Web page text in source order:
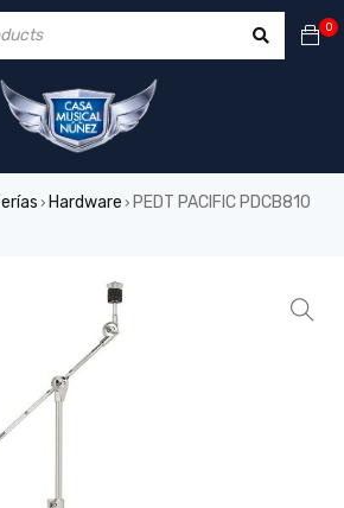
0
› Hardware › PEDT PACIFIC PDCB810